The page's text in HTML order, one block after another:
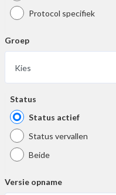
Protocol specifiek
Groep
Kies
Status
Status actief
Status vervallen
Beide
Versie opname